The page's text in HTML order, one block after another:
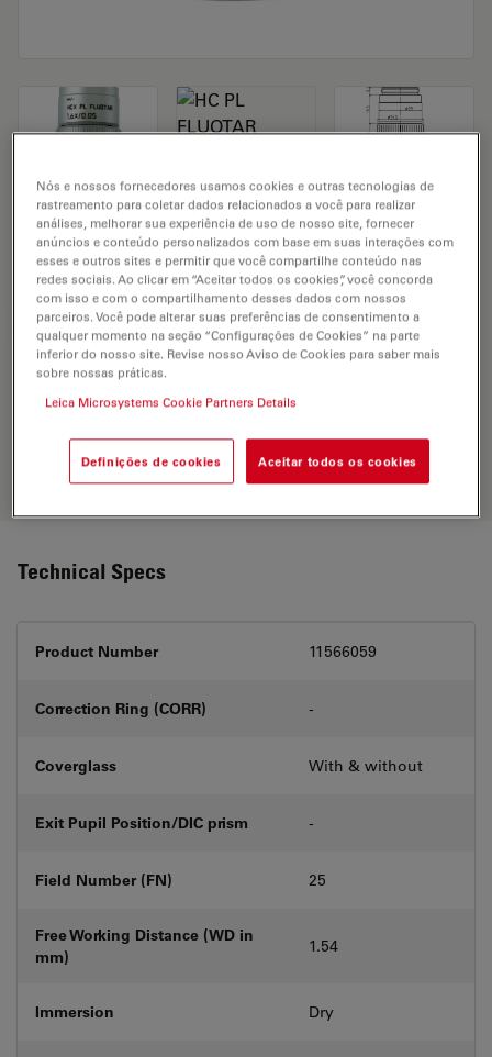
Microscope Objective HC PL FLUOTAR
1.6x/0.05
SOLICITAÇÃO DE ORÇAMENTO
Discover the perfect solution. Explore
alternatives, and find the best fit for
Technical Specs
Product Number 11566059
Correction Ring (CORR) -
Coverglass With & without
Exit Pupil Position/DIC prism -
Field Number (FN) 25
Free Working Distance (WD in
mm)
1.54
Immersion Dry
Nós e nossos fornecedores usamos cookies e outras tecnologias de
rastreamento para coletar dados relacionados a você para realizar
análises, melhorar sua experiência de uso de nosso site, fornecer
anúncios e conteúdo personalizados com base em suas interações com
esses e outros sites e permitir que você compartilhe conteúdo nas
redes sociais. Ao clicar em “Aceitar todos os cookies”, você concorda
com isso e com o compartilhamento desses dados com nossos
parceiros. Você pode alterar suas preferências de consentimento a
qualquer momento na seção “Configurações de Cookies” na parte
inferior do nosso site. Revise nosso Aviso de Cookies para saber mais
sobre nossas práticas.
Leica Microsystems Cookie Partners Details
Definições de cookies Aceitar todos os cookies